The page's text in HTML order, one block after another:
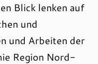
Blick lenken auf
und
und Arbeiten der
Region Nord-